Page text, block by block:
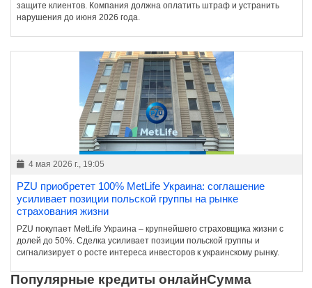
защите клиентов. Компания должна оплатить штраф и устранить
нарушения до июня 2026 года.
4 мая 2026 г., 19:05
PZU приобретет 100% MetLife Украина: соглашение
усиливает позиции польской группы на рынке
страхования жизни
PZU покупает MetLife Украина – крупнейшего страховщика жизни с
долей до 50%. Сделка усиливает позиции польской группы и
сигнализирует о росте интереса инвесторов к украинскому рынку.
Популярные кредиты онлайнСумма